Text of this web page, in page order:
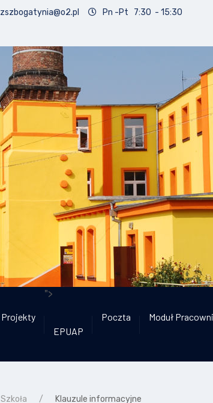
zszbogatynia@o2.pl Pn -Pt 7:30 - 15:30
Projekty
">
EPUAP
Poczta Moduł
Szkoła Klauzule informacyjne